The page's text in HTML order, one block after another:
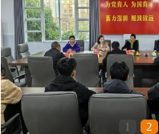
1 2